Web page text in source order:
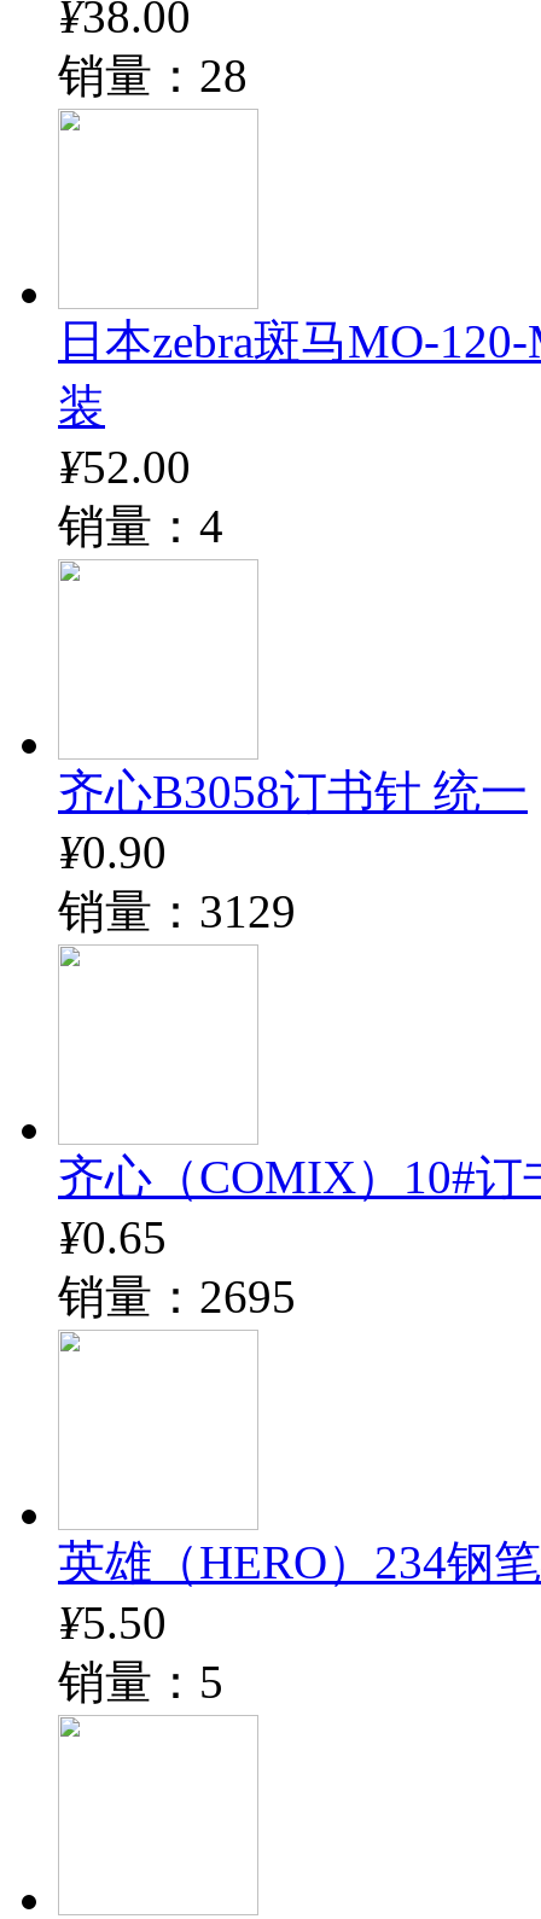
¥38.00
销量：28
日本zebra斑马MO-
装
¥52.00
销量：4
齐心B3058订书针 统一
¥0.90
销量：3129
齐心（COMIX）10#订
¥0.65
销量：2695
英雄（HERO）234钢
¥5.50
销量：5